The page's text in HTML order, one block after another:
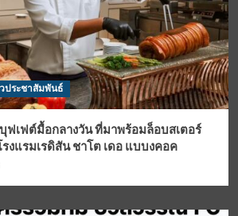
ประชาสัมพันธ์
เฟต์มื้อกลางวัน ที่มาพร้อมล็อบสเตอร์
งแรมเรดิสัน ชาโต เดอ แบบงคอค